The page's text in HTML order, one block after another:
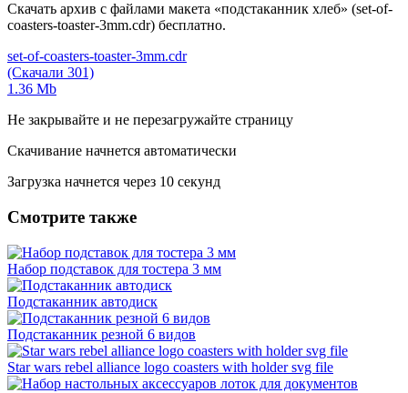
Скачать архив с файлами макета «подстаканник хлеб» (set-of-
coasters-toaster-3mm.cdr) бесплатно.
set-of-coasters-toaster-3mm.cdr
(Скачали 301)
1.36 Mb
Не закрывайте и не перезагружайте страницу
Скачивание начнется автоматически
Загрузка начнется через 10 секунд
Смотрите также
Набор подставок для тостера 3 мм
Подстаканник автодиск
Подстаканник резной 6 видов
Star wars rebel alliance logo coasters with holder svg file